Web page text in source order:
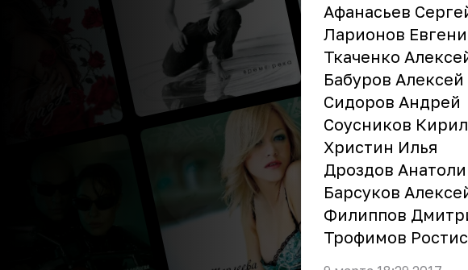
Афанасьев
Ларионов
Ткаченко
Бабуров Алексей
Сидоров Андрей
Соусников
Христин Илья
Дроздов
Барсуков
Филиппов
Трофимов